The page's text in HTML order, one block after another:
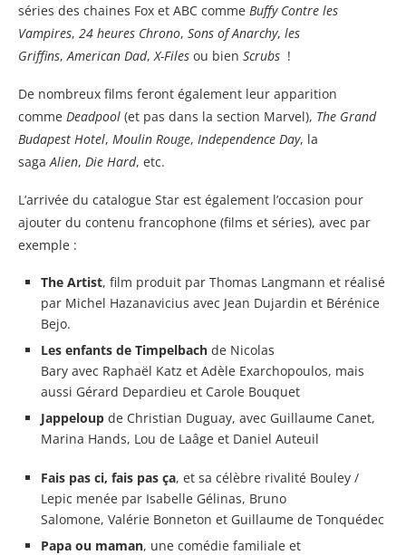
séries des chaines Fox et ABC comme Buffy Contre les
Vampires, 24 heures Chrono, Sons of Anarchy, les
Griffins,American Dad,X-Files ou bien Scrubs !
De nombreux films feront également leur apparition
comme Deadpool (et pas dans la section Marvel), The Grand
Budapest Hotel, Moulin Rouge, Independence Day, la
sagaAlien, Die Hard, etc.
L’arrivée du catalogue Star est également l’occasion pour
ajouter du contenu francophone (films et séries), avec par
exemple :
The Artist, film produit par Thomas Langmann et réalisé
par Michel Hazanavicius avec Jean Dujardin et Bérénice
Bejo.
Les enfants de Timpelbach de Nicolas
Bary avec Raphaël Katz et Adèle Exarchopoulos, mais
aussi Gérard Depardieu et Carole Bouquet
Jappeloup de Christian Duguay, avec Guillaume Canet,
Marina Hands, Lou de Laâge et Daniel Auteuil
Fais pas ci, fais pas ça, et sa célèbre rivalité Bouley /
Lepic menée par Isabelle Gélinas, Bruno
Salomone, Valérie Bonneton et Guillaume de Tonquédec
Papa ou maman, une comédie familiale et